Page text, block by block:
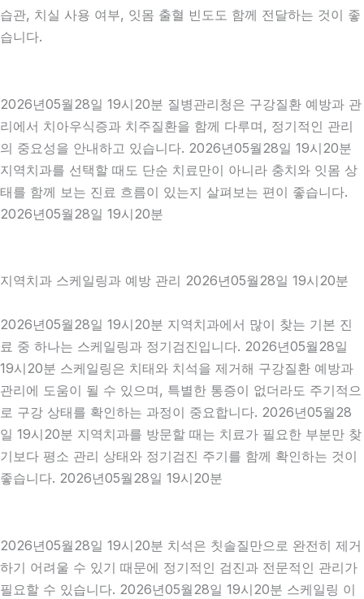
습관, 치실 사용 여부, 잇몸 출혈 빈도도 함께 전달하는 것이 좋
습니다.
2026년05월28일 19시20분 질병관리청은 구강질환 예방과 관
리에서 치아우식증과 치주질환을 함께 다루며, 정기적인 관리
의 중요성을 안내하고 있습니다. 2026년05월28일 19시20분
지역치과를 선택할 때도 단순 치료만이 아니라 충치와 잇몸 상
태를 함께 보는 진료 흐름이 있는지 살펴보는 편이 좋습니다.
2026년05월28일 19시20분
지역치과 스케일링과 예방 관리 2026년05월28일 19시20분
2026년05월28일 19시20분 지역치과에서 많이 찾는 기본 진
료 중 하나는 스케일링과 정기검진입니다. 2026년05월28일
19시20분 스케일링은 치태와 치석을 제거해 구강질환 예방과
관리에 도움이 될 수 있으며, 특별한 통증이 없더라도 주기적으
로 구강 상태를 확인하는 과정이 중요합니다. 2026년05월28
일 19시20분 지역치과를 방문할 때는 치료가 필요한 부분만 찾
기보다 평소 관리 상태와 정기검진 주기를 함께 확인하는 것이
좋습니다. 2026년05월28일 19시20분
2026년05월28일 19시20분 치석은 칫솔질만으로 완전히 제거
하기 어려울 수 있기 때문에 정기적인 검진과 전문적인 관리가
필요할 수 있습니다. 2026년05월28일 19시20분 스케일링 이